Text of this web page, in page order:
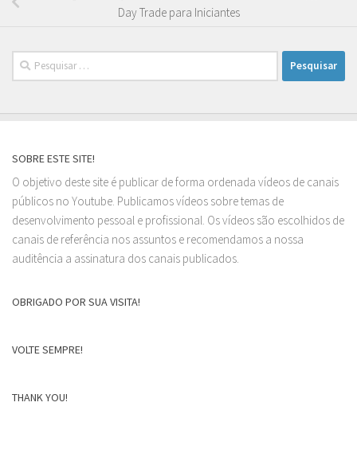
Day Trade para Iniciantes
Pesquisar
por:
SOBRE ESTE SITE!
O objetivo deste site é publicar de forma ordenada vídeos de canais
públicos no Youtube. Publicamos vídeos sobre temas de
desenvolvimento pessoal e profissional. Os vídeos são escolhidos de
canais de referência nos assuntos e recomendamos a nossa
auditência a assinatura dos canais publicados.
OBRIGADO POR SUA VISITA!
VOLTE SEMPRE!
THANK YOU!